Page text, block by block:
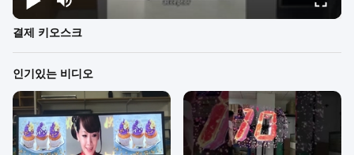
결제 키오스크
인기있는 비디오